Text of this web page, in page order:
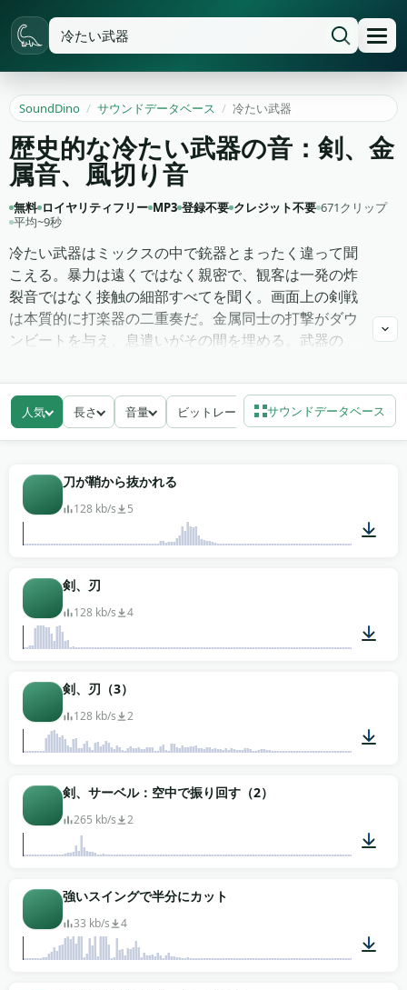
SoundDino / サウンドデータベース / 冷たい武器
歴史的な冷たい武器の音：剣、金
属音、風切り音
無料 ロイヤリティフリー MP3 登録不要 クレジット不要 671クリップ
平均~9秒
冷たい武器はミックスの中で銃器とまったく違って聞
こえる。暴力は遠くではなく親密で、観客は一発の炸
裂音ではなく接触の細部すべてを聞く。画面上の剣戦
は本質的に打楽器の二重奏だ。金属同士の打撃がダウ
ンビートを与え、息遣いがその間を埋める。武器の
数十年かけて調整してきた。
この冷たい武器録音671点には、パリィとクリーンヒ
ットの剣の衝突、こもった体接触のドスンを伴うナイ
込み、鋭い超音速のスナップを伴う鞭の打撃、そして
リリースから矢の飛翔までの弓の射撃が見つかる。殺
陣師は振付カットに同期させ、ゲーム音響チームは攻
撃アニメーションに引っ掛け、アニメスタジオは戦闘
必要なものを取ればいい。すべて著作権フリーで使え
る。
人気 長さ 音量 ビットレート サウンドデータベース
刀が鞘から抜かれる
128 kb/s 5
剣、刃
128 kb/s 4
剣、刃（3）
128 kb/s 2
剣、サーベル：空中で振り回す（2）
265 kb/s 2
強いスイングで半分にカット
33 kb/s 4